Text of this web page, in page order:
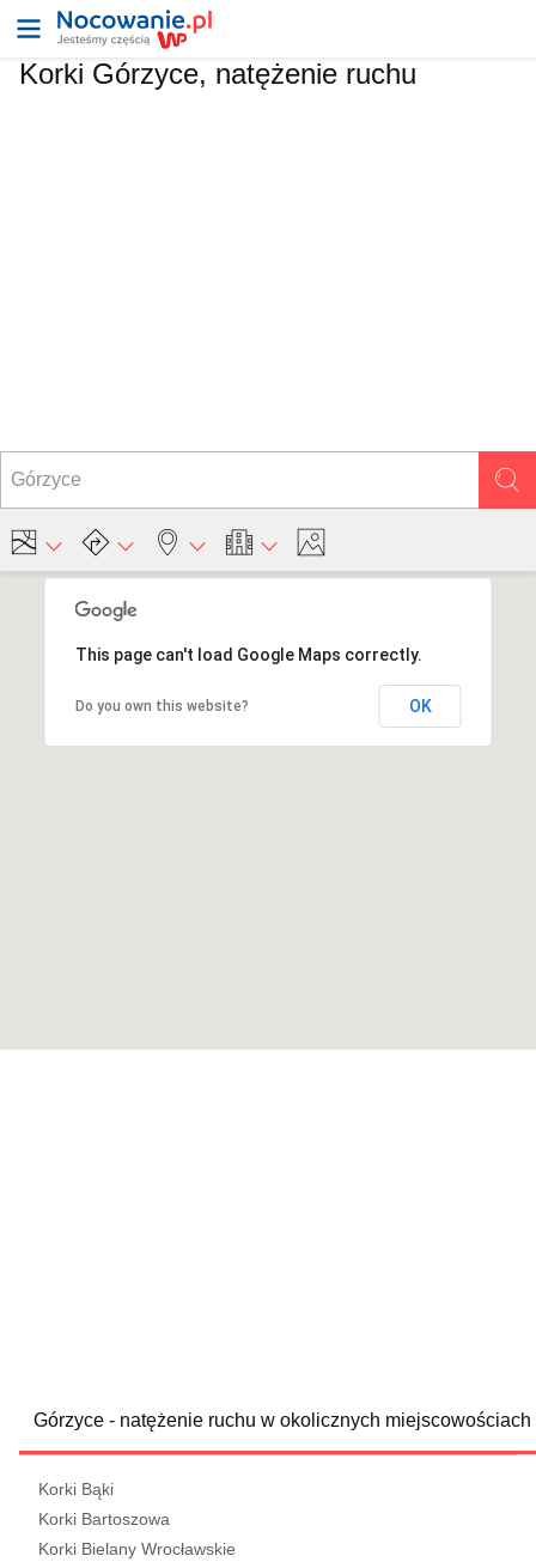
Korki Górzyce, natężenie ruchu
This page can't load Google Maps correctly.
Do you own this website? OK
Górzyce - natężenie ruchu w okolicznych miejscowościach
Korki Bąki
Korki Bartoszowa
Korki Bielany Wrocławskie